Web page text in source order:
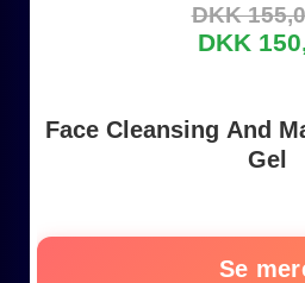
DKK
DKK
Face Cleansing And
Gel
Se